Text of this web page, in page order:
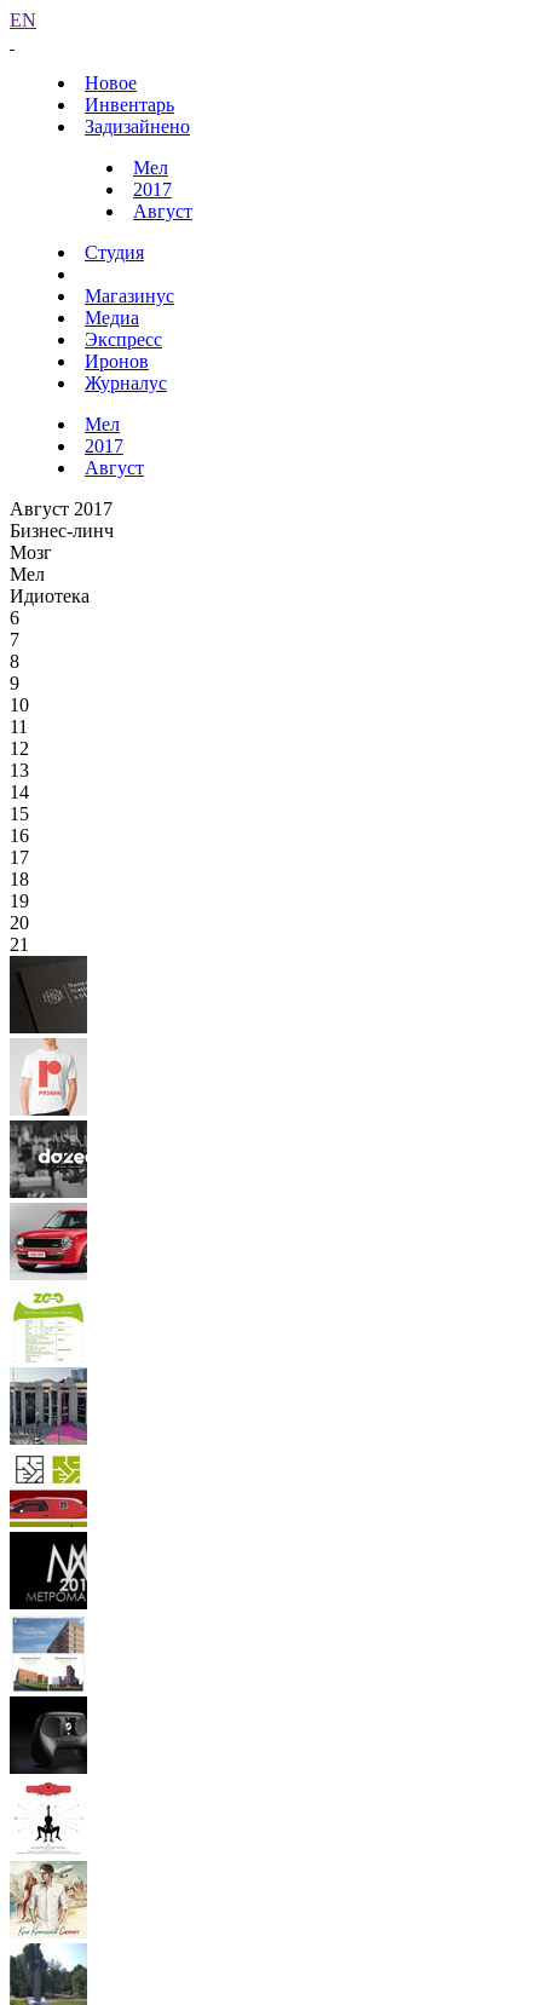
EN
Новое
Инвентарь
Задизайнено
Мел
2017
Август
Студия
Магазинус
Медиа
Экспресс
Иронов
Журналус
Мел
2017
Август
Август 2017
Бизнес-линч
Мозг
Мел
Идиотека
6
7
8
9
10
11
12
13
14
15
16
17
18
19
20
21